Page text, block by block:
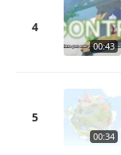
4
00:43
5
00:34